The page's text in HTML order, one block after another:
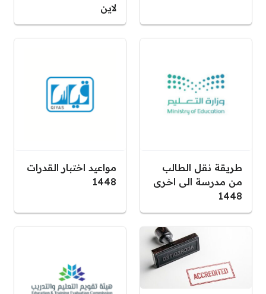
لاين
طريقة نقل الطالب
من مدرسة الى اخرى
1448
مواعيد اختبار القدرات
1448